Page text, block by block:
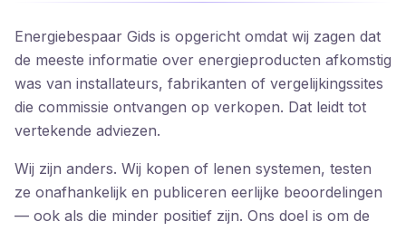
Energiebespaar Gids is opgericht omdat wij zagen dat
de meeste informatie over energieproducten afkomstig
was van installateurs, fabrikanten of vergelijkingssites
die commissie ontvangen op verkopen. Dat leidt tot
vertekende adviezen.
Wij zijn anders. Wij kopen of lenen systemen, testen
ze onafhankelijk en publiceren eerlijke beoordelingen
— ook als die minder positief zijn. Ons doel is om de